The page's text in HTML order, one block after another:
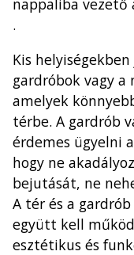
nappaliba vezető
.
Kis
gardróbok vagy a
amelyek
térbe. A gardrób
érdemes ügyelni
hogy ne
bejutását, ne
A tér és a
együtt kell
esztétikus és